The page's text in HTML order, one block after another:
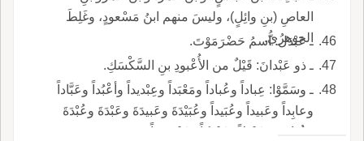
العاصِ (بنِ وائِلٍ)، وليسَ منهم ابنُ مَسْعودٍ، وغَلِطَ
الجوهريُّ.
ـ عَبْدَلُ: اسمُ حَضْرَمَوْتَ.
ـ ذو عَبْدانَ: قَيْلٌ من الأُعْبودِ بنِ السَّكْسَكِ.
ـ وسَمَّوْا: عِباداً وعُباداً ومَعْبَداً وعِبْديداً وأعْبُداً وعَبَّاداً
وعابِداً وعَبيداً وعُبَيداً وعُبَيْدَةَ وعَبيدَةَ وعَبْدَةَ وعُبْدَةَ
وعُبادَةَ، وعَبْدَلاً وعَبْدَكاً وعَبْدوساً.